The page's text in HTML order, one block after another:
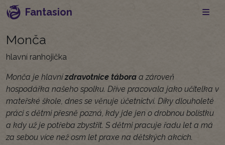
Fantasion
Monča
hlavní ranhojička
Monča je hlavnízdravotnice tábora a zároveň
hospodářka našeho spolku. Dříve pracovala jako učitelka v
mateřské škole, dnes se věnuje účetnictví. Díky dlouholeté
práci s dětmi přesně pozná, kdy jde jen o drobnou bolístku
a kdy už je potřeba zbystřit. S dětmi pracuje řadu let a má
za sebou více než osm let praxe na dětských akcích.